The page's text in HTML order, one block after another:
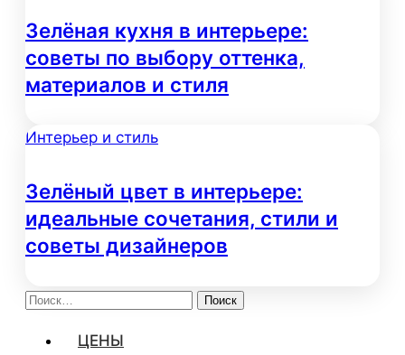
Зелёная кухня в интерьере:
советы по выбору оттенка,
материалов и стиля
Интерьер и стиль
Зелёный цвет в интерьере:
идеальные сочетания, стили и
советы дизайнеров
Найти:
ЦЕНЫ